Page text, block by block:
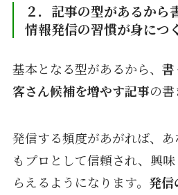
２．記事の型があるから
情報発信の習慣が身につく
基本となる型があるから、 書
客さん候補を増やす記事の書
発信する頻度があがれば、
もプロとして信頼され、興
らえるようになります。 発信